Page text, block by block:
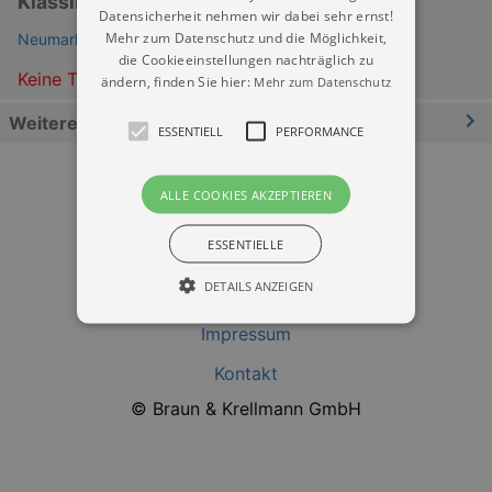
Neumarkt Dresden
Keine Termine
Weitere Informationen
Datenschutz
Impressum
Kontakt
© Braun & Krellmann GmbH
Datensicherheit nehmen wir dabei sehr ernst!
Mehr zum Datenschutz und die Möglichkeit,
die Cookieeinstellungen nachträglich zu
ändern, finden Sie hier: Mehr zum Datenschutz
ESSENTIELL PERFORMANCE
ALLE COOKIES AKZEPTIEREN
ESSENTIELLE
DETAILS ANZEIGEN
Essentiell Performance
Essentielle Cookies werden für die